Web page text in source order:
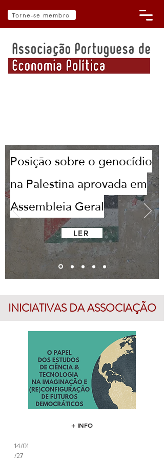
Torne-se membro
Posição sobre o genocídio
na Palestina aprovada em
Assembleia Geral
LER
INICIATIVAS DA ASSOCIAÇÃO
+ INFO
14/01
/27